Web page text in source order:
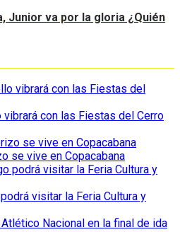
Junior va por la gloria ¿Quién
vibrará con las Fiestas del Cerro
se vive en Copacabana
visitar la Feria Cultura y